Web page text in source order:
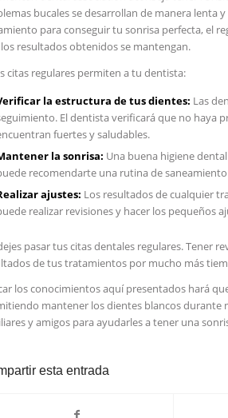
‌bucales se desarrollan de manera lenta
para conseguir tu sonrisa perfecta, el
resultados obtenidos se mantengan.
citas regulares permiten a tu dentista:
la estructura de tus dientes: ⁢Las
El dentista verificará que no ​haya
fuertes y saludables.
⁢la sonrisa: Una buena higiene
recomendarte una rutina de
ajustes: ‌Los ‌resultados de cualquier
realizar revisiones y hacer los pequeños
pasar tus ⁢citas dentales regulares. Tener
de tus tratamientos por mucho más⁤
los conocimientos aquí presentados hará
mantener los ⁢dientes blancos durante
y amigos para ayudarles a tener una​
esta entrada